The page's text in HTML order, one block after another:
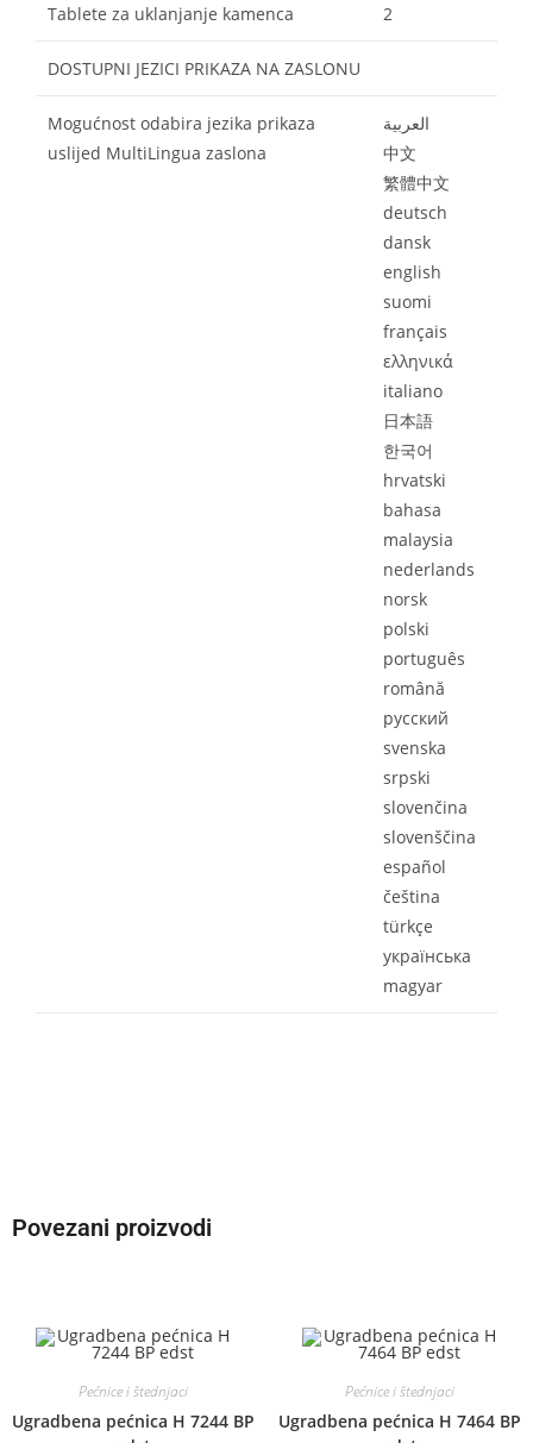
Tablete za uklanjanje kamenca 2
DOSTUPNI JEZICI PRIKAZA NA ZASLONU
Mogućnost odabira jezika prikaza
uslijed MultiLingua zaslona
العربية
中文
繁體中文
deutsch
dansk
english
suomi
français
ελληνιкά
italiano
日本語
한국어
hrvatski
bahasa
malaysia
nederlands
norsk
polski
português
română
pусский
svenska
srpski
slovenčina
slovenščina
español
čeština
türkçe
yкраїнська
magyar
Povezani proizvodi
Pećnice i štednjaci
Ugradbena pećnica H 7244 BP
Pećnice i štednjaci
Ugradbena pećnica H 7464 BP